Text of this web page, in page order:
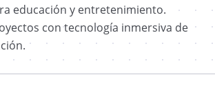
educación y entretenimiento.
con tecnología inmersiva de